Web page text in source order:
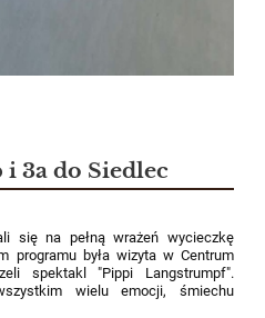
3a do Siedlec
się na pełną wrażeń wycieczkę
programu była wizyta w Centrum
spektakl "Pippi Langstrumpf".
wielu emocji, śmiechu